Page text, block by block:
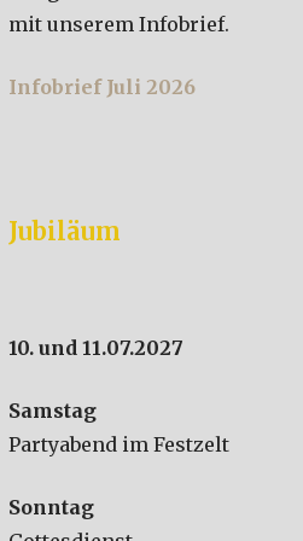
mit unserem Infobrief.
Infobrief Juli 2026
Jubiläum
10. und 11.07.2027
Samstag
Partyabend im Festzelt
Sonntag